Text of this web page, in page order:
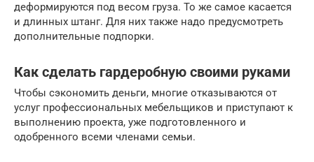
деформируются под весом груза. То же самое касается
и длинных штанг. Для них также надо предусмотреть
дополнительные подпорки.
Как сделать гардеробную своими руками
Чтобы сэкономить деньги, многие отказываются от
услуг профессиональных мебельщиков и приступают к
выполнению проекта, уже подготовленного и
одобренного всеми членами семьи.